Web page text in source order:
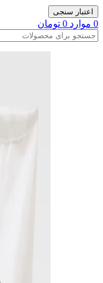
اعتبار سنجی
0 موارد 0 تومان